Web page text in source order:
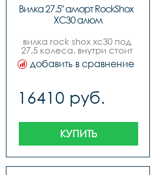
Вилка 27.5" аморт RockShox
XC30 алюм
вилка rock shox xc30 под
27.5 колеса. внутри стоит
пружина средней
жесткости medium. имеет
добавить в сравнение
16410 руб.
КУПИТЬ